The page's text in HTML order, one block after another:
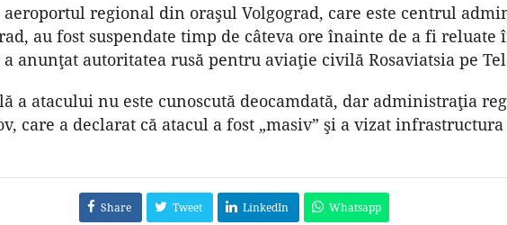
regional din oraşul Volgograd, care este centrul
au fost suspendate timp de câteva ore înainte de a fi reluate
a anunţat autoritatea rusă pentru aviaţie civilă Rosaviatsia pe
a atacului nu este cunoscută deocamdată, dar administraţia
care a declarat că atacul a fost „masiv” şi a vizat
Share Tweet LinkedIn Whatsapp